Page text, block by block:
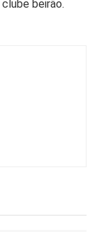
beirão.